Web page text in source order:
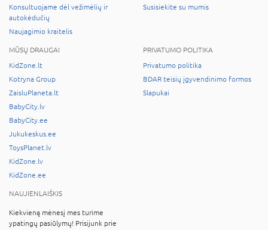
Konsultuojame dėl vežimėlių ir
autokėdučių
Naujagimio kraitelis
Susisiekite su mumis
MŪSŲ DRAUGAI
KidZone.lt
Kotryna Group
ZaisluPlaneta.lt
BabyCity.lv
BabyCity.ee
Jukukeskus.ee
ToysPlanet.lv
KidZone.lv
KidZone.ee
PRIVATUMO POLITIKA
Privatumo politika
BDAR teisių įgyvendinimo formos
Slapukai
NAUJIENLAIŠKIS
Kiekvieną mėnesį mes turime
ypatingų pasiūlymų! Prisijunk prie